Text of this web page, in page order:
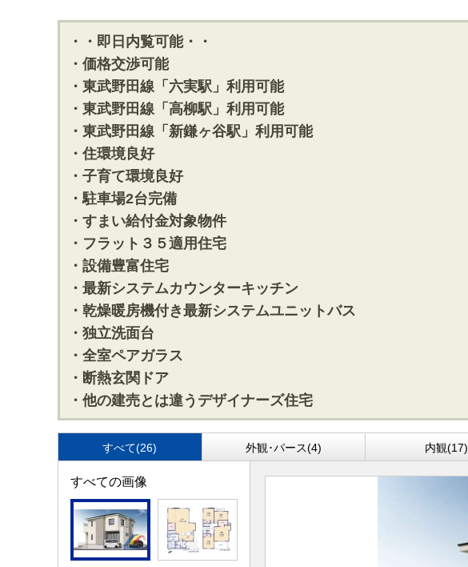
・・即日内覧可能・・
・価格交渉可能
・東武野田線「六実駅」利用可能
・東武野田線「高柳駅」利用可能
・東武野田線「新鎌ヶ谷駅」利用可能
・住環境良好
・子育て環境良好
・駐車場2台完備
・すまい給付金対象物件
・フラット３５適用住宅
・設備豊富住宅
・最新システムカウンターキッチン
・乾燥暖房機付き最新システムユニットバス
・独立洗面台
・全室ペアガラス
・断熱玄関ドア
・他の建売とは違うデザイナーズ住宅
すべて(26) 外観･パース(4) 内観(17)
すべての画像